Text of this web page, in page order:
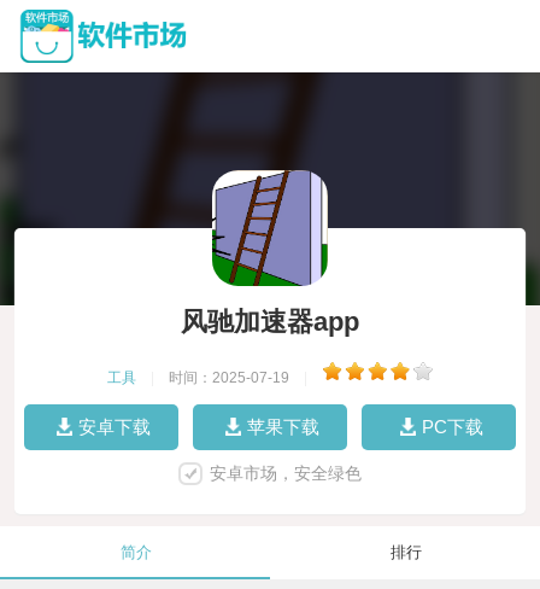
风驰加速器app
工具 时间：2025-07-19
安卓下载 苹果下载 PC下载
安卓市场，安全绿色
简介 排行